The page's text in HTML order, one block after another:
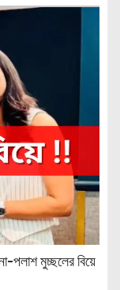
পলাশ মুচ্ছলের বিয়ে